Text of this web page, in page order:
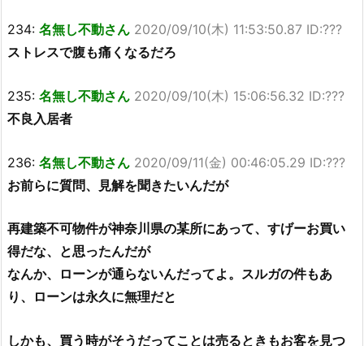
234: 名無し不動さん 2020/09/10(木) 11:53:50.87 ID:???
ストレスで腹も痛くなるだろ
235: 名無し不動さん 2020/09/10(木) 15:06:56.32 ID:???
不良入居者
236: 名無し不動さん 2020/09/11(金) 00:46:05.29 ID:???
お前らに質問、見解を聞きたいんだが
再建築不可物件が神奈川県の某所にあって、すげーお買い
得だな、と思ったんだが
なんか、ローンが通らないんだってよ。スルガの件もあ
り、ローンは永久に無理だと
しかも、買う時がそうだってことは売るときもお客を見つ